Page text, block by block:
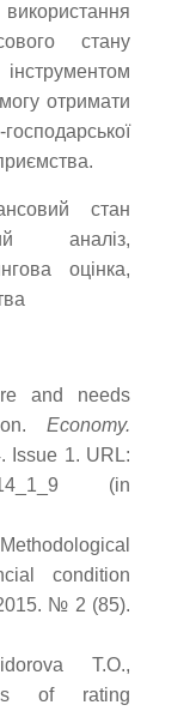
стану
отримати
стан
аналіз,
оцінка,
and needs
Economy.
Issue 1. URL:
(in
condition
№ 2 (85).
T.O.,
of rating